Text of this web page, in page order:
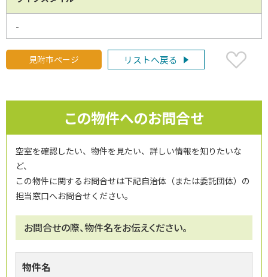
-
見附市ページ リストへ戻る
この物件へのお問合せ
空室を確認したい、物件を見たい、詳しい情報を知りたいな
ど、
この物件に関するお問合せは下記自治体（または委託団体）の
担当窓口へお問合せください。
お問合せの際、物件名をお伝えください。
物件名